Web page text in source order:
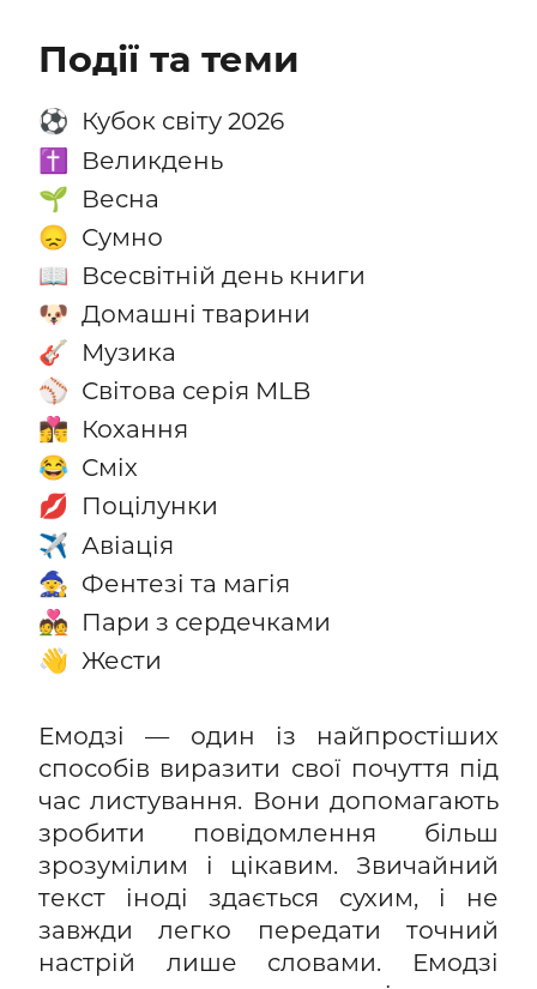
Події та теми
⚽ Кубок світу 2026
✝️ Великдень
🌱 Весна
😞 Сумно
📖 Всесвітній день книги
🐶 Домашні тварини
🎸 Музика
⚾ Світова серія MLB
👩‍❤️‍💋‍👨 Кохання
😂 Сміх
💋 Поцілунки
✈️ Авіація
🧙 Фентезі та магія
💑 Пари з сердечками
👋 Жести
Емодзі — один із найпростіших
способів виразити свої почуття під
час листування. Вони допомагають
зробити повідомлення більш
зрозумілим і цікавим. Звичайний
текст іноді здається сухим, і не
завжди легко передати точний
настрій лише словами. Емодзі